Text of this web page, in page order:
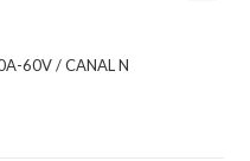
60V / CANAL N